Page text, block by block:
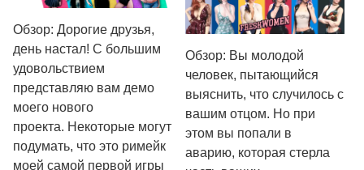
Обзор: Дорогие друзья,
день настал! С большим
удовольствием
представляю вам демо
моего нового
проекта. Некоторые могут
подумать, что это римейк
моей самой первой игры
Обзор: Вы молодой
человек, пытающийся
выяснить, что случилось с
вашим отцом. Но при
этом вы попали в
аварию, которая стерла